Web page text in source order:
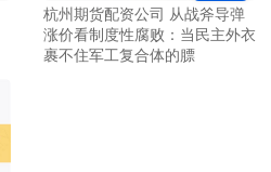
杭州期货配资公司 从战斧导弹
涨价看制度性腐败：当民主外衣
裹不住军工复合体的膘